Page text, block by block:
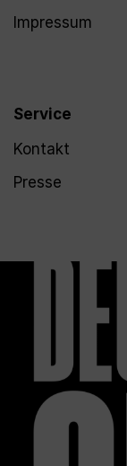
Impressum
Service
Kontakt
Presse